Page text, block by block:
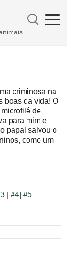
criminosa na
boas da vida! O
de
para mim e
papai salvou o
como um
#4 #5